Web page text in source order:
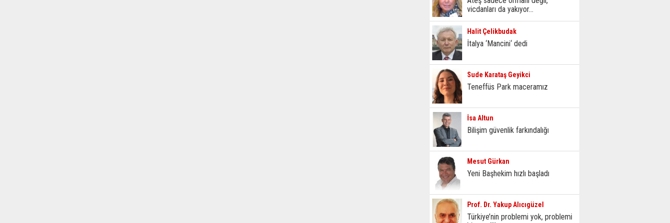
vicdanları da yakıyor...
Halit Çelikbudak
İtalya ‘Mancini‘ dedi
Sude Karataş Geyikci
Teneffüs Park maceramız
İsa Altun
Bilişim güvenlik farkındalığı
Mesut Gürkan
Yeni Başhekim hızlı başladı
Prof. Dr. Yakup Alıcıgüzel
Türkiye’nin problemi yok, problemi